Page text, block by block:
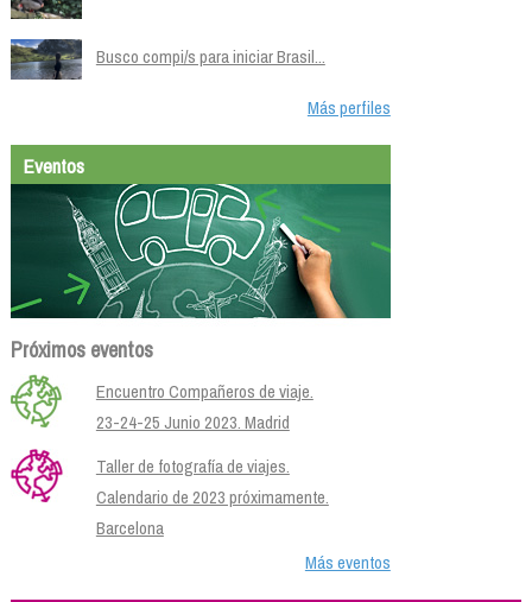
Busco compi/s para iniciar Brasil...
Más perfiles
Eventos
Próximos eventos
Encuentro Compañeros de viaje.
23-24-25 Junio 2023. Madrid
Taller de fotografía de viajes.
Calendario de 2023 próximamente.
Barcelona
Más eventos